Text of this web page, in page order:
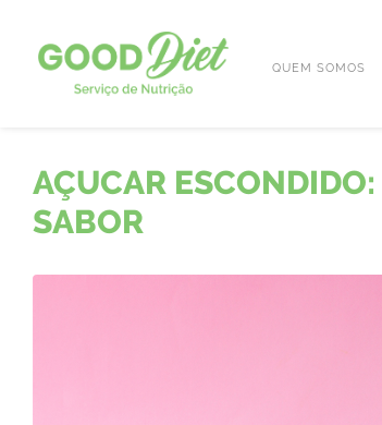
QUEM SOMOS
AÇUCAR
SABOR